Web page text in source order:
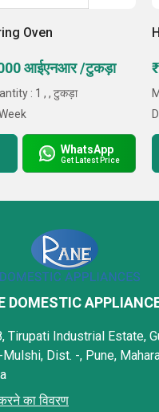
Oven
आईएनआर /टुकड़ा
: 1 , , टुकड़ा
WhatsApp
Get Latest Price
DOMESTIC
Tirupati Industrial Estate,
Mulshi, Dist. -, Pune,
का विवरण